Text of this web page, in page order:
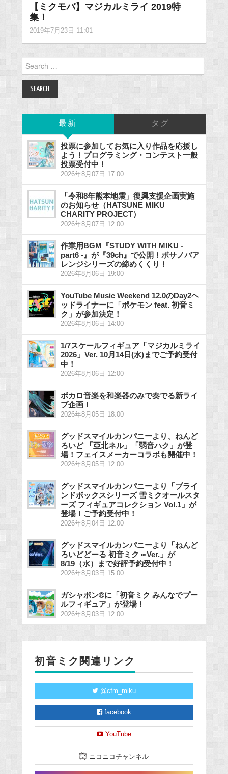
【ミクモバ】マジカルミライ 2019特
集！
2019年7月23日 11:01
for:
最新 タグ
投票に参加してお気に入り作品を応援し
よう！プログラミング・コンテスト一般
投票受付中！
2026年8月07日 17:00
「令和8年熊本地震」復興支援企画実施
のお知らせ（HATSUNE MIKU
CHARITY PROJECT）
2026年8月07日 12:00
作業用BGM『STUDY WITH MIKU -
part6 -』が『39ch』で公開！ボサノバア
レンジシリーズの締めくくり！
2026年8月06日 19:00
YouTube Music Weekend 12.0のDay2ヘ
ッドライナーに「ポケモン feat. 初音ミ
ク」が参加決定！
2026年8月06日 14:00
1/7スケールフィギュア「マジカルミライ
2026」Ver. 10月14日(水)までご予約受付
中！
2026年8月06日 12:00
ボカロ音楽を和楽器のみで奏でる新ライ
ブ企画！
2026年8月05日 18:00
グッドスマイルカンパニーより、ねんど
ろいど 「亞北ネル」「弱音ハク」が登
場！フェイスメーカーコラボも開催中！
2026年8月05日 12:00
グッドスマイルカンパニーより「ブライ
ンドボックスシリーズ 雪ミクオールスタ
ーズ フィギュアコレクション Vol.1」が
登場！ご予約受付中！
2026年8月04日 12:00
グッドスマイルカンパニーより「ねんど
ろいどどーる 初音ミク ∞Ver.」が
8/19（水）まで好評予約受付中！
2026年8月03日 15:00
ガシャポン®に「初音ミク みんなでプー
ルフィギュア」が登場！
2026年8月03日 12:00
初音ミク関連リンク
@cfm_miku
facebook
YouTube
ニコニコチャンネル